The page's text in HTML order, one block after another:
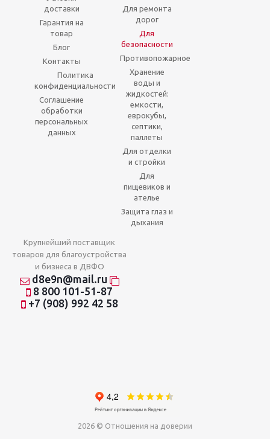
доставки
Гарантия на
товар
Блог
Контакты
Политика
конфиденциальности
Соглашение
обработки
персональных
данных
Для ремонта
дорог
Для
безопасности
Противопожарное
Хранение
воды и
жидкостей:
емкости,
еврокубы,
септики,
паллеты
Для отделки
и стройки
Для
пищевиков и
ателье
Защита глаз и
дыхания
Крупнейший поставщик
товаров для благоустройства
и бизнеса в ДВФО
d8e9n@mail.ru
8 800 101-51-87
+7 (908) 992 42 58
2026 © Отношения на доверии